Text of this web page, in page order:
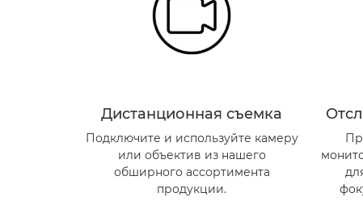
Дистанционная съемка
Подключите и используйте камеру
или объектив из нашего
обширного ассортимента
продукции.